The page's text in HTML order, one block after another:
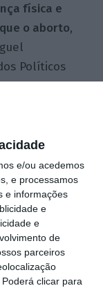
e/ou acedemos
e processamos
e informações
e
e
de
parceiros
clicar para
física e
o aborto,
Políticos
49%
do país
(taxa de
ter
– depois
do ano.